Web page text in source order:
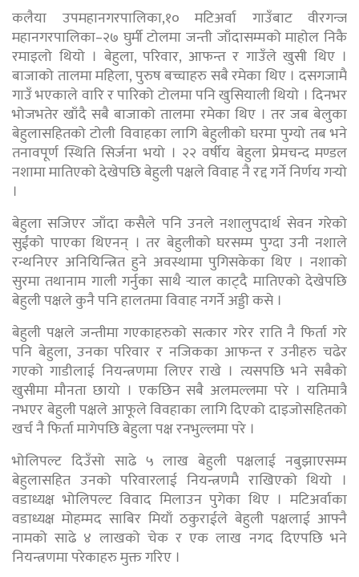
कलैया उपमहानगरपालिका,१० मटिअर्वा गाउँबाट वीरगन्ज
महानगरपालिका–२७ घुर्मी टोलमा जन्ती जाँदासम्मको माहोल निकै
रमाइलो थियो । बेहुला, परिवार, आफन्त र गाउँले खुसी थिए ।
बाजाको तालमा महिला, पुरुष बच्चाहरु सबै रमेका थिए । दसगजामै
गाउँ भएकाले वारि र पारिको टोलमा पनि खुसियाली थियो । दिनभर
भोजभतेर खाँदै सबै बाजाको तालमा रमेका थिए । तर जब बेलुका
बेहुलासहितको टोली विवाहका लागि बेहुलीको घरमा पुग्यो तब भने
तनावपूर्ण स्थिति सिर्जना भयो । २२ वर्षीय बेहुला प्रेमचन्द मण्डल
नशामा मातिएको देखेपछि बेहुली पक्षले विवाह नै रद्द गर्ने निर्णय गर्‍यो
।
बेहुला सजिएर जाँदा कसैले पनि उनले नशालुपदार्थ सेवन गरेको
सुईंको पाएका थिएनन् । तर बेहुलीको घरसम्म पुग्दा उनी नशाले
रन्थनिएर अनियिन्त्रित हुने अवस्थामा पुगिसकेका थिए । नशाको
सुरमा तथानाम गाली गर्नुका साथै र्‍याल काट्दै मातिएको देखेपछि
बेहुली पक्षले कुनै पनि हालतमा विवाह नगर्ने अड्डी कसे ।
बेहुली पक्षले जन्तीमा गएकाहरुको सत्कार गरेर राति नै फिर्ता गरे
पनि बेहुला, उनका परिवार र नजिकका आफन्त र उनीहरु चढेर
गएको गाडीलाई नियन्त्रणमा लिएर राखे । त्यसपछि भने सबैको
खुसीमा मौनता छायो । एकछिन सबै अलमल्लमा परे । यतिमात्रै
नभएर बेहुली पक्षले आफूले विवहाका लागि दिएको दाइजोसहितको
खर्च नै फिर्ता मागेपछि बेहुला पक्ष रनभुल्लमा परे ।
भोलिपल्ट दिउँसो साढे ५ लाख बेहुली पक्षलाई नबुझाएसम्म
बेहुलासहित उनको परिवारलाई नियन्त्रणमै राखिएको थियो ।
वडाध्यक्ष भोलिपल्ट विवाद मिलाउन पुगेका थिए । मटिअर्वाका
वडाध्यक्ष मोहम्मद साबिर मियाँ ठकुराईले बेहुली पक्षलाई आफ्नै
नामको साढे ४ लाखको चेक र एक लाख नगद दिएपछि भने
नियन्त्रणमा परेकाहरु मुक्त गरिए ।